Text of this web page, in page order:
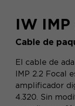
IW IMP
Cable de
El cable de
IMP 2.2 Focal
amplificador
4.320. Sin